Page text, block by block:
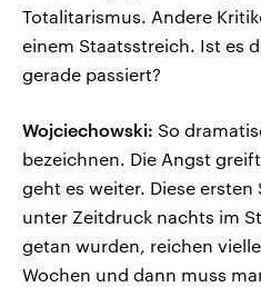
Totalitarismus. Andere
einem Staatsstreich. Ist es
gerade passiert?
Wojciechowski: So
bezeichnen. Die Angst
geht es weiter. Diese
unter Zeitdruck nachts im
getan wurden, reichen
Wochen und dann muss